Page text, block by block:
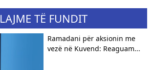
LAJME TË FUNDIT
Ramadani për aksionin me
vezë në Kuvend: Reaguam...